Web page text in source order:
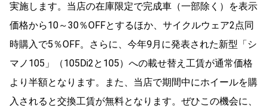
実施します。当店の在庫限定で完成車（一部除く）を表示
価格から10～30％OFFとするほか、サイクルウェア2点同
時購入で5％OFF。さらに、今年9月に発表された新型「シ
マノ105」（105Di2と105）への載せ替え工賃が通常価格
より半額となります。また、当店で期間中にホイールを購
入されると交換工賃が無料となります。ぜひこの機会に、